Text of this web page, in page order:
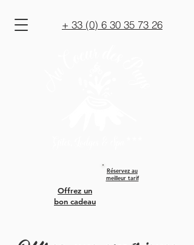
Réservez au
meilleur tarif
+ 33 (0) 6 30 35 73 26
Offrez un
bon cadeau